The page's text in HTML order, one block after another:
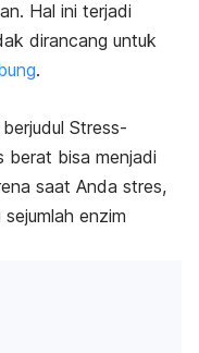
Hal ini terjadi
dirancang untuk
.
Stress-
berat bisa menjadi
saat Anda stres,
enzim